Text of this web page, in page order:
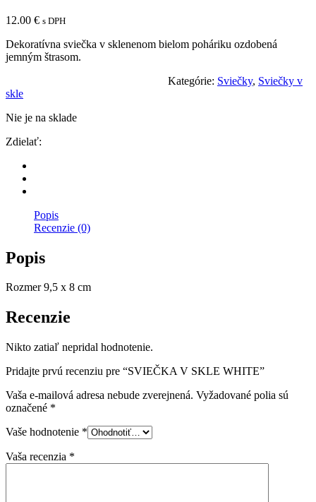
12.00 € s DPH
Dekoratívna sviečka v sklenenom bielom poháriku ozdobená
jemným štrasom.
Kategórie: Sviečky, Sviečky v
skle
Nie je na sklade
Zdielať:
Popis
Recenzie (0)
Popis
Rozmer 9,5 x 8 cm
Recenzie
Nikto zatiaľ nepridal hodnotenie.
Pridajte prvú recenziu pre “SVIEČKA V SKLE WHITE”
Vaša e-mailová adresa nebude zverejnená. Vyžadované polia sú
označené *
Vaše hodnotenie *
Vaša recenzia *